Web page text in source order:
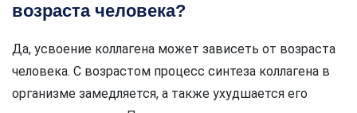
возраста человека?
Да, усвоение коллагена может зависеть от возраста
человека. С возрастом процесс синтеза коллагена в
организме замедляется, а также ухудшается его